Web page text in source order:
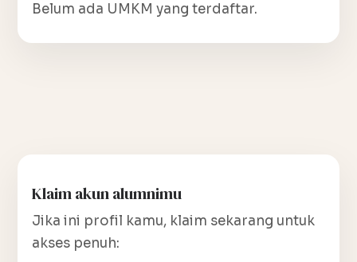
Belum ada UMKM yang terdaftar.
Klaim akun alumnimu
Jika ini profil kamu, klaim sekarang untuk
akses penuh: